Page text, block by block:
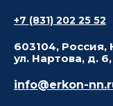
+7 (831) 202 25 52
603104,
ул. Нартова, д.
info@erkon-